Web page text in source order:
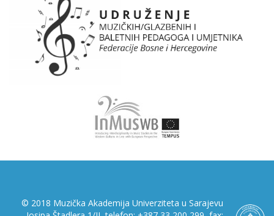
© 2018 Muzička Akademija Univerziteta u Sarajevu